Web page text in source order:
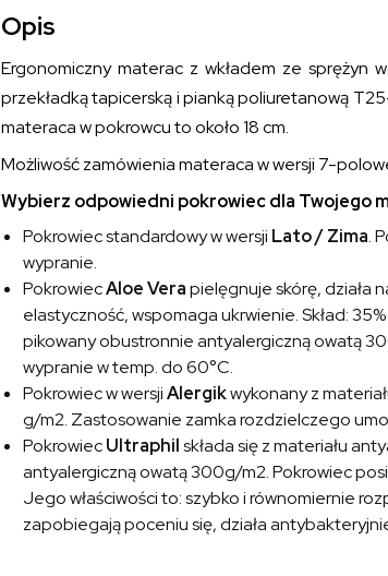
Opis
Ergonomiczny materac z wkładem ze sprężyn
przekładką tapicerską i pianką poliuretanową
materaca w pokrowcu to około 18 cm.
Możliwość zamówienia materaca w wersji 7-
Wybierz odpowiedni pokrowiec dla Twojego
Pokrowiec standardowy w wersji Lato / Zima.
wypranie.
PokrowiecAloe Verapielęgnuje skórę, działa
elastyczność, wspomaga ukrwienie. Skład:
pikowany obustronnie antyalergiczną owatą
wypranie w temp. do 60°C.
Pokrowiec w wersjiAlergikwykonany z
g/m2. Zastosowanie zamka rozdzielczego
PokrowiecUltraphilskłada się z materiału
antyalergiczną owatą 300g/m2. Pokrowiec
Jego właściwości to: szybko i równomiernie
zapobiegają poceniu się, działa